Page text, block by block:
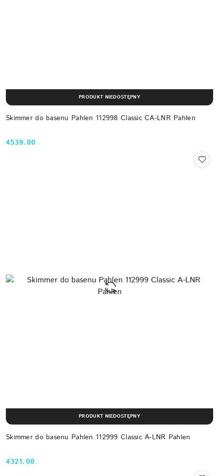
Skimmer do basenu Pahlen 112998 Classic CA-LNR Pahlen
Cena:
4539.00
PRODUKT NIEDOSTĘPNY
Skimmer do basenu Pahlen 112999 Classic A-LNR Pahlen
Cena:
4321.00
PRODUKT NIEDOSTĘPNY